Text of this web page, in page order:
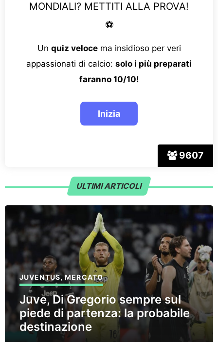
9607
MONDIALI? METTITI ALLA PROVA!
⚽
Un quiz velocema insidioso per veri
appassionati di calcio: solo i più preparati
faranno 10/10!
ULTIMI ARTICOLI
JUVENTUS,MERCATO
Juve, Di Gregorio sempre sul
piede di partenza: la probabile
destinazione